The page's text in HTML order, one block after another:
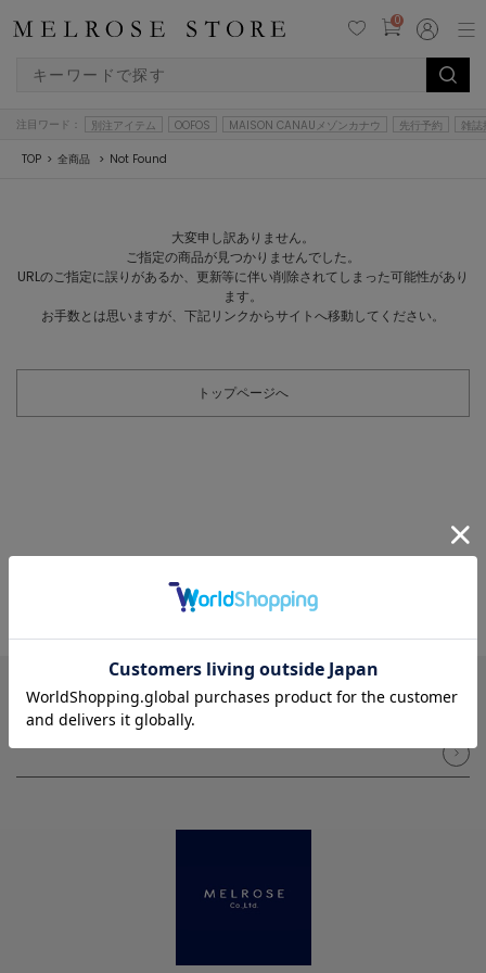
0
注目ワード： 別注アイテム OOFOS MAISON CANAUメゾンカナウ 先行予約 雑誌
TOP 全商品 Not Found
大変申し訳ありません。
ご指定の商品が見つかりませんでした。
URLのご指定に誤りがあるか、更新等に伴い削除されてしまった可能性があり
ます。
お手数とは思いますが、下記リンクからサイトへ移動してください。
トップページへ
NEWSLETTER メルマガ登録